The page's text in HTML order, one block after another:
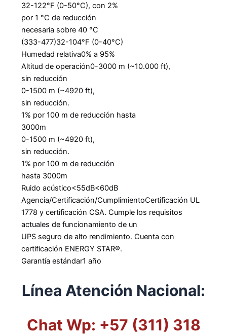
32-122°F (0-50°C), con 2%
por 1 °C de reducción
necesaria sobre 40 °C
(333-477)32-104°F (0-40°C)
Humedad relativa0% a 95%
Altitud de operación0-3000 m (~10.000 ft),
sin reducción
0-1500 m (~4920 ft),
sin reducción.
1% por 100 m de reducción hasta
3000m
0-1500 m (~4920 ft),
sin reducción.
1% por 100 m de reducción
hasta 3000m
Ruido acústico<55dB<60dB
Agencia/Certificación/CumplimientoCertificación UL
1778 y certificación CSA. Cumple los requisitos
actuales de funcionamiento de un
UPS seguro de alto rendimiento. Cuenta con
certificación ENERGY STAR®.
Garantía estándar1 año
Línea Atención Nacional:
Chat Wp: +57 (311) 318